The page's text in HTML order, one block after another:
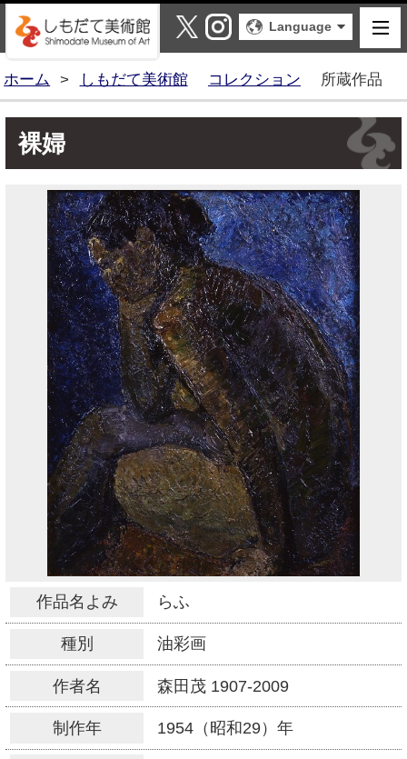
しもだて美術館
X Instagram
Language
ホーム > しもだて美術館 コレクション 所蔵作品
裸婦
作品名よみ らふ
種別 油彩画
作者名 森田茂 1907-2009
制作年 1954（昭和29）年